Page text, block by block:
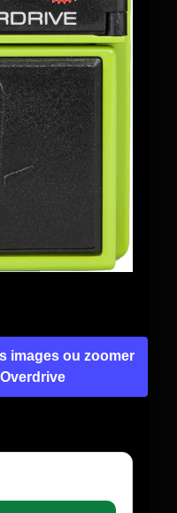
images ou zoomer